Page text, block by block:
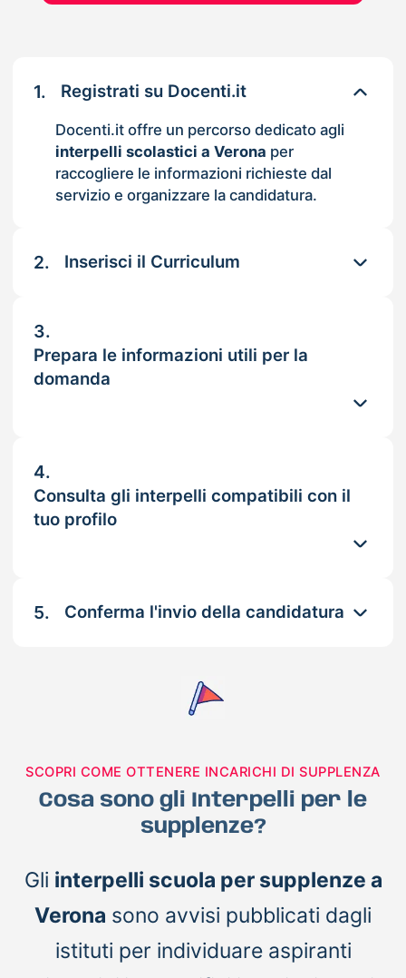
1. Registrati su Docenti.it
Docenti.it offre un percorso dedicato agli
interpelli scolastici a Verona per
raccogliere le informazioni richieste dal
servizio e organizzare la candidatura.
2. Inserisci il Curriculum
3.
Prepara le informazioni utili per la
domanda
4.
Consulta gli interpelli compatibili con il
tuo profilo
5. Conferma l'invio della candidatura
SCOPRI COME OTTENERE INCARICHI DI SUPPLENZA
Cosa sono gli Interpelli per le
supplenze?
Gli interpelli scuola per supplenze a
Verona sono avvisi pubblicati dagli
istituti per individuare aspiranti